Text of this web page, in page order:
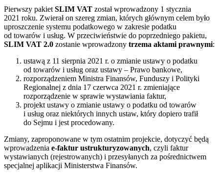
Pierwszy pakietSLIM VAT został wprowadzony 1 stycznia
2021 roku. Zwierał on szereg zmian, których głównym celem było
uproszczenie systemu podatkowego w zakresie podatku
od towarów i usług. W przeciwieństwie do poprzedniego pakietu,
SLIM VAT 2.0 zostanie wprowadzony trzema aktami prawnymi:
ustawą z 11 sierpnia 2021 r. o zmianie ustawy o podatku
od towarów i usług oraz ustawy – Prawo bankowe,
rozporządzeniem Ministra Finansów, Funduszy i Polityki
Regionalnej z dnia 17 czerwca 2021 r. zmieniające
rozporządzenie w sprawie wystawiania faktur,
projekt ustawy o zmianie ustawy o podatku od towarów
i usług oraz niektórych innych ustaw, który dopiero trafił
do Sejmu i jest procedowany.
Zmiany, zaproponowane w tym ostatnim projekcie, dotyczyć będą
wprowadzenia e-faktur ustrukturyzowanych, czyli faktur
wystawianych (rejestrowanych) i przesyłanych za pośrednictwem
specjalnej aplikacji Ministerstwa Finansów.